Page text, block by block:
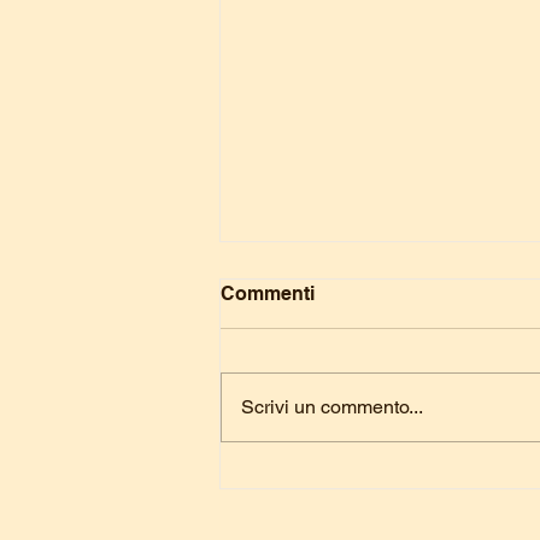
Commenti
Scrivi un commento...